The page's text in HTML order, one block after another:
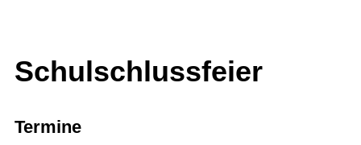
Schulschlussfeier
Termine